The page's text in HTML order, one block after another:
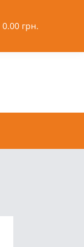
0.00 грн.